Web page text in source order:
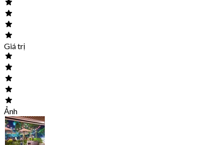
Giá trị
Ảnh